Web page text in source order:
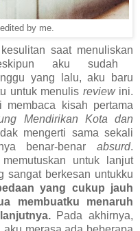
. edited by me.
saat menuliskan
aku sudah
yang lalu, aku baru
untuk menulis reviewini.
membaca kisah pertama
Mendirikan Kota dan
mengerti sama sekali
benar-benar absurd.
untuk lanjut
sangat berkesan untukku
yang cukup jauh
membuatku menaruh
Pada akhirnya,